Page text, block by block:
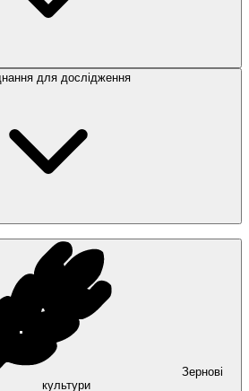
для дослідження
Зернові
культури